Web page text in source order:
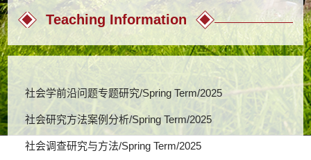
Teaching Information
社会学前沿问题专题研究/Spring Term/2025
社会研究方法案例分析/Spring Term/2025
社会调查研究与方法/Spring Term/2025